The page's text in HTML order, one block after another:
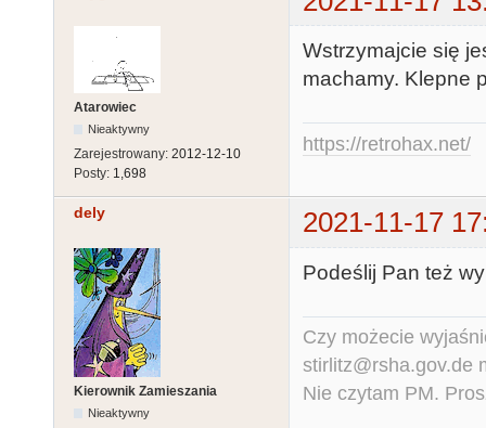
Atarowiec
Nieaktywny
Zarejestrowany: 2012-12-10
Posty: 1,698
Wstrzymajcie się
machamy. Klepne
https://retrohax.net/
dely 2021-11-17
Kierownik Zamieszania
Nieaktywny
Podeślij Pan też
Czy możecie
stirlitz@rsha.gov.de
Nie czytam PM.